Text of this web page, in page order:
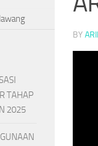
BY
TAHAP
2025